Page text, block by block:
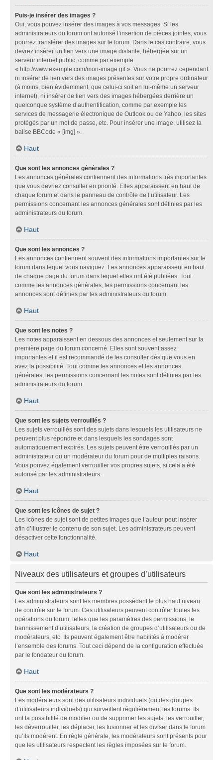
Puis-je insérer des images ?
Oui, vous pouvez insérer des images à vos messages. Si les
administrateurs du forum ont autorisé l’insertion de pièces jointes, vous
pourrez transférer des images sur le forum. Dans le cas contraire, vous
devrez insérer un lien vers une image distante, hébergée sur un
serveur internet public, comme par exemple
« http://www.exemple.com/mon-image.gif ». Vous ne pourrez cependant
ni insérer de lien vers des images présentes sur votre propre ordinateur
(à moins, bien évidemment, que celui-ci soit en lui-même un serveur
internet), ni insérer de lien vers des images hébergées derrière un
quelconque système d’authentification, comme par exemple les
services de messagerie électronique de Outlook ou de Yahoo, les sites
protégés par un mot de passe, etc. Pour insérer une image, utilisez la
balise BBCode « [img] ».
Haut
Que sont les annonces générales ?
Les annonces générales contiennent des informations très importantes
que vous devriez consulter en priorité. Elles apparaissent en haut de
chaque forum et dans le panneau de contrôle de l’utilisateur. Les
permissions concernant les annonces générales sont définies par les
administrateurs du forum.
Haut
Que sont les annonces ?
Les annonces contiennent souvent des informations importantes sur le
forum dans lequel vous naviguez. Les annonces apparaissent en haut
de chaque page du forum dans lequel elles ont été publiées. Tout
comme les annonces générales, les permissions concernant les
annonces sont définies par les administrateurs du forum.
Haut
Que sont les notes ?
Les notes apparaissent en dessous des annonces et seulement sur la
première page du forum concerné. Elles sont souvent assez
importantes et il est recommandé de les consulter dès que vous en
avez la possibilité. Tout comme les annonces et les annonces
générales, les permissions concernant les notes sont définies par les
administrateurs du forum.
Haut
Que sont les sujets verrouillés ?
Les sujets verrouillés sont des sujets dans lesquels les utilisateurs ne
peuvent plus répondre et dans lesquels les sondages sont
automatiquement expirés. Les sujets peuvent être verrouillés par un
administrateur ou un modérateur du forum pour de multiples raisons.
Vous pouvez également verrouiller vos propres sujets, si cela a été
autorisé par les administrateurs.
Haut
Que sont les icônes de sujet ?
Les icônes de sujet sont de petites images que l’auteur peut insérer
afin d’illustrer le contenu de son sujet. Les administrateurs peuvent
désactiver cette fonctionnalité.
Haut
Niveaux des utilisateurs et groupes d’utilisateurs
Que sont les administrateurs ?
Les administrateurs sont les membres possédant le plus haut niveau
de contrôle sur le forum. Ces utilisateurs peuvent contrôler toutes les
opérations du forum, telles que les paramètres des permissions, le
bannissement d’utilisateurs, la création de groupes d’utilisateurs ou de
modérateurs, etc. Ils peuvent également être habilités à modérer
l’ensemble des forums. Tout ceci dépend de la configuration effectuée
par le fondateur du forum.
Haut
Que sont les modérateurs ?
Les modérateurs sont des utilisateurs individuels (ou des groupes
d’utilisateurs individuels) qui surveillent régulièrement les forums. Ils
ont la possibilité de modifier ou de supprimer les sujets, les verrouiller,
les déverrouiller, les déplacer, les fusionner et les diviser dans le forum
qu’ils modèrent. En règle générale, les modérateurs sont présents pour
que les utilisateurs respectent les règles imposées sur le forum.